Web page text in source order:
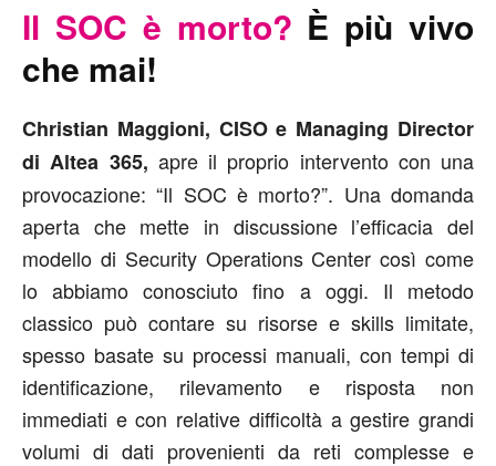
Il SOC è morto? È più vivo
che mai!
Christian Maggioni, CISO e Managing Director
di Altea 365, apre il proprio intervento con una
provocazione: “Il SOC è morto?”. Una domanda
aperta che mette in discussione l’efficacia del
modello di Security Operations Center così come
lo abbiamo conosciuto fino a oggi. Il metodo
classico può contare su risorse e skills limitate,
spesso basate su processi manuali, con tempi di
identificazione, rilevamento e risposta non
immediati e con relative difficoltà a gestire grandi
volumi di dati provenienti da reti complesse e